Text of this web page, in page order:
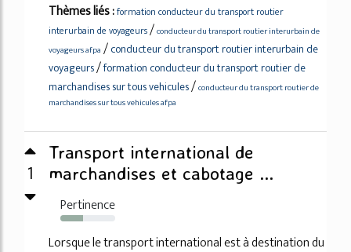
Thèmes liés :formation conducteur du transport routier
interurbain de voyageurs/conducteur du transport routier interurbain de
voyageurs afpa /conducteur du transport routier interurbain de
voyageurs/formation conducteur du transport routier de
marchandises sur tous vehicules/conducteur du transport routier de
marchandises sur tous vehicules afpa
1
Transport international de
marchandises et cabotage ...
Pertinence
42%
Lorsque le transport international est à destination du